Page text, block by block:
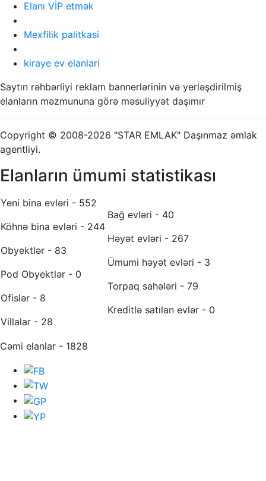
Elanı VİP etmək
Mexfilik palitkasi
kiraye ev elanlari
Saytın rəhbərliyi reklam bannerlərinin və yerləşdirilmiş
elanların məzmununa görə məsuliyyət daşımır
Copyright © 2008-2026 "STAR EMLAK" Daşınmaz əmlak
agentliyi.
Elanların ümumi statistikası
Yeni bina evləri - 552
Köhnə bina evləri - 244
Obyektlər - 83
Pod Obyektlər - 0
Ofislər - 8
Villalar - 28
Bağ evləri - 40
Həyət evləri - 267
Ümumi həyət evləri - 3
Torpaq sahələri - 79
Kreditlə satılan evlər - 0
Cəmi elanlar - 1828